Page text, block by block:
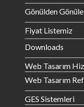
Gönülden
Fiyat Listemiz
Downloads
Web Tasarım
Web Tasarım
GES Sistemleri